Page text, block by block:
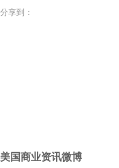
分享到：
美国商业资讯微博